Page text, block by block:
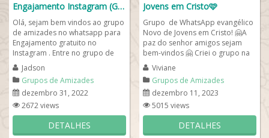
Engajamento Instagram (Gratuito)
Olá, sejam bem vindos ao grupo
de amizades no whatsapp para
Engajamento gratuito no
Instagram . Entre no grupo de
whats para prosseguir... Ao
entrar se...
Jadson
Grupos de Amizades
dezembro 31, 2022
2672 views
DETALHES
Jovens em Cristo🩷
Grupo de WhatsApp evangélico
Novo de Jovens em Cristo! 🤗A
paz do senhor amigos sejam
bem-vindos 🤗 Criei o grupo na
intenção de fazermos amigos ,...
Viviane
Grupos de Amizades
dezembro 11, 2023
5015 views
DETALHES